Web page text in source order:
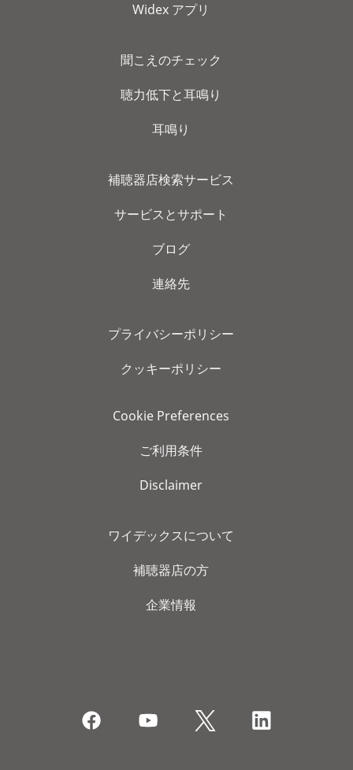
Widex アプリ
聞こえのチェック
聴力低下と耳鳴り
耳鳴り
補聴器店検索サービス
サービスとサポート
ブログ
連絡先
プライバシーポリシー
クッキーポリシー
Cookie Preferences
ご利用条件
Disclaimer
ワイデックスについて
補聴器店の方
企業情報